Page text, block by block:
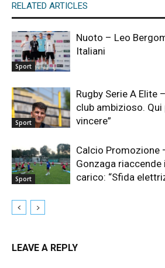
RELATED ARTICLES
Sport
Nuoto – Leo
Italiani
Sport
Rugby Serie A Elite
club ambizioso.
vincere”
Sport
Calcio Promozione
Gonzaga
carico: “Sfida
LEAVE A REPLY